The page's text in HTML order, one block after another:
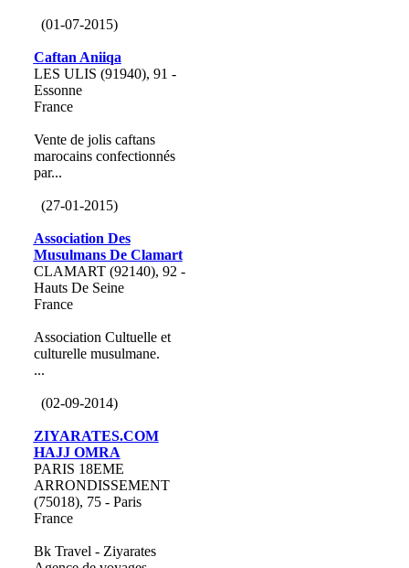
(01-07-2015)
Caftan Aniiqa
LES ULIS (91940), 91 -
Essonne
France
Vente de jolis caftans
marocains confectionnés
par...
(27-01-2015)
Association Des
Musulmans De Clamart
CLAMART (92140), 92 -
Hauts De Seine
France
Association Cultuelle et
culturelle musulmane.
...
(02-09-2014)
ZIYARATES.COM
HAJJ OMRA
PARIS 18EME
ARRONDISSEMENT
(75018), 75 - Paris
France
Bk Travel - Ziyarates